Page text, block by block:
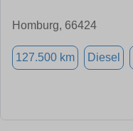
Homburg, 66424
127.500 km Diesel